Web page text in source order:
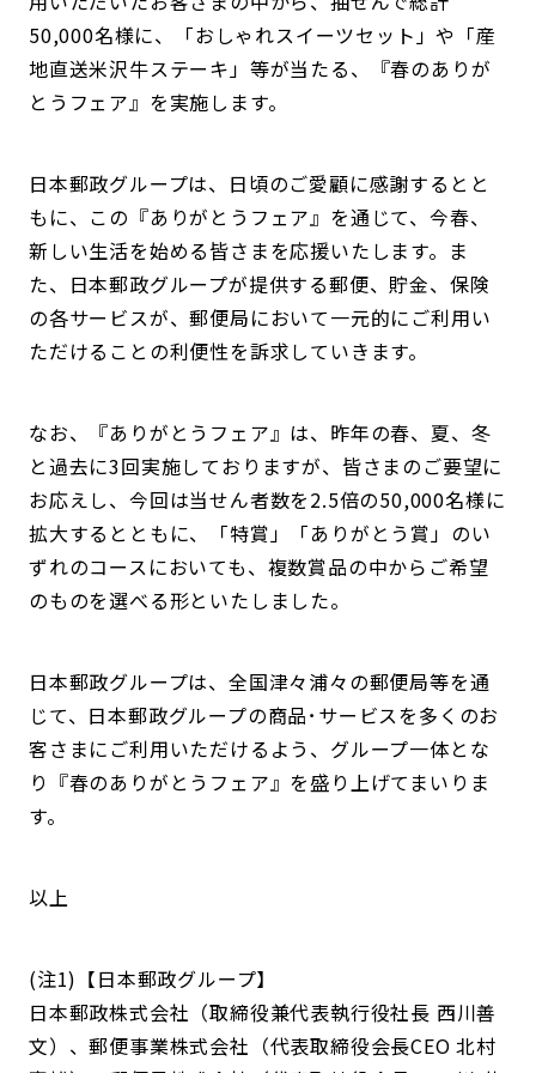
50,000名様に、「おしゃれスイーツセット」や「産
地直送米沢牛ステーキ」等が当たる、『春のありが
とうフェア』を実施します。
日本郵政グループは、日頃のご愛顧に感謝するとと
もに、この『ありがとうフェア』を通じて、今春、
新しい生活を始める皆さまを応援いたします。ま
た、日本郵政グループが提供する郵便、貯金、保険
の各サービスが、郵便局において一元的にご利用い
ただけることの利便性を訴求していきます。
なお、『ありがとうフェア』は、昨年の春、夏、冬
と過去に3回実施しておりますが、皆さまのご要望に
お応えし、今回は当せん者数を2.5倍の50,000名様に
拡大するとともに、「特賞」「ありがとう賞」のい
ずれのコースにおいても、複数賞品の中からご希望
のものを選べる形といたしました。
日本郵政グループは、全国津々浦々の郵便局等を通
じて、日本郵政グループの商品･サービスを多くのお
客さまにご利用いただけるよう、グループ一体とな
り『春のありがとうフェア』を盛り上げてまいりま
す。
以上
(注1)【日本郵政グループ】
日本郵政株式会社（取締役兼代表執行役社長 西川善
文）、郵便事業株式会社（代表取締役会長CEO 北村